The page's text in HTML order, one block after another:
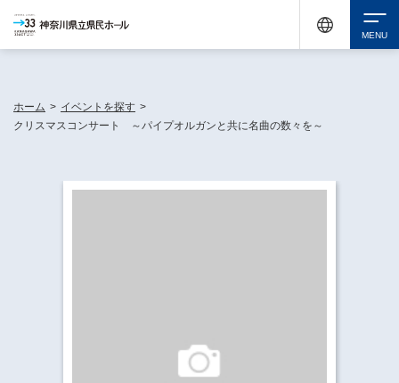
ホーム > イベントを探す >
クリスマスコンサート ～パイプオルガンと共に名曲の数々を～